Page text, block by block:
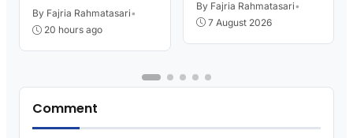
Kutoarjo
By Fajria Rahmatasari•
20 hours ago
Tulang, Petugas
Damkar Sesak Nafas
By Fajria Rahmatasari•
7 August 2026
Comment